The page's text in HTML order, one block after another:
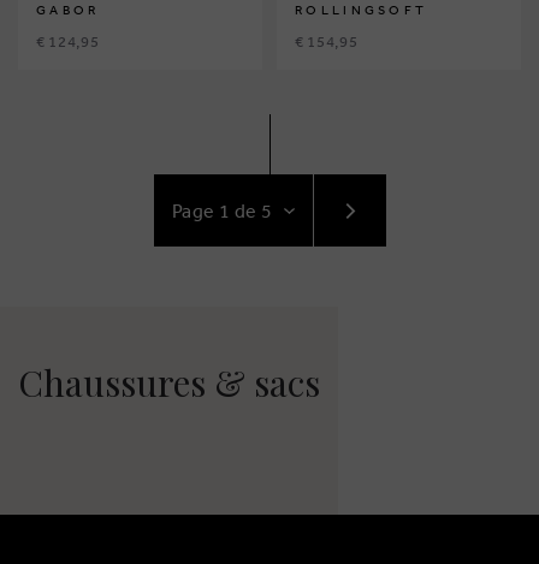
GABOR
€ 124,95
ROLLINGSOFT
€ 154,95
AU
SUIVANT
Chaussures & sacs